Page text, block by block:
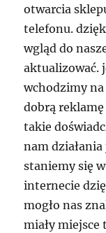
otwarcia
telefonu.
wgląd do
aktualizować.
wchodzimy
dobrą
takie
nam
staniemy się
internecie
mogło nas
miały miejsce